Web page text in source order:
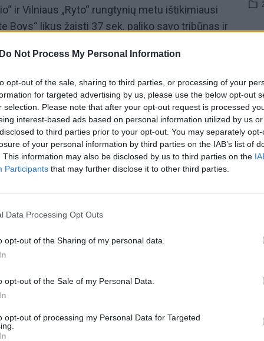
Do Not Process My Personal Information
opt-out of the sale, sharing to third parties, or processing of your
for targeted advertising by us, please use the below opt-out
selection. Please note that after your opt-out request is processed
interest-based ads based on personal information utilized by us
to third parties prior to your opt-out. You may separately
of your personal information by third parties on the IAB’s list of
This information may also be disclosed by us to third parties on the
Participants that may further disclose it to other third parties.
Data Processing Opt Outs
opt-out of the Sharing of my personal data.
opt-out of the Sale of my Personal Data.
opt-out of processing my Personal Data for Targeted
ir Vilniaus „Ryto“ rungtynių metu ištikimiausi
Boys“ likus žaisti 37 sek. paliko savo tribūnas ir
rungtynių sirenai jie užblokavo kelią į
ir reikalavo paaiškinimo dėl slogaus
pasiaiškinimo
Rytas tik Lrytas.TV
liko
netoli Druskininkų vėjas vertė ištisus
Žinios Orai